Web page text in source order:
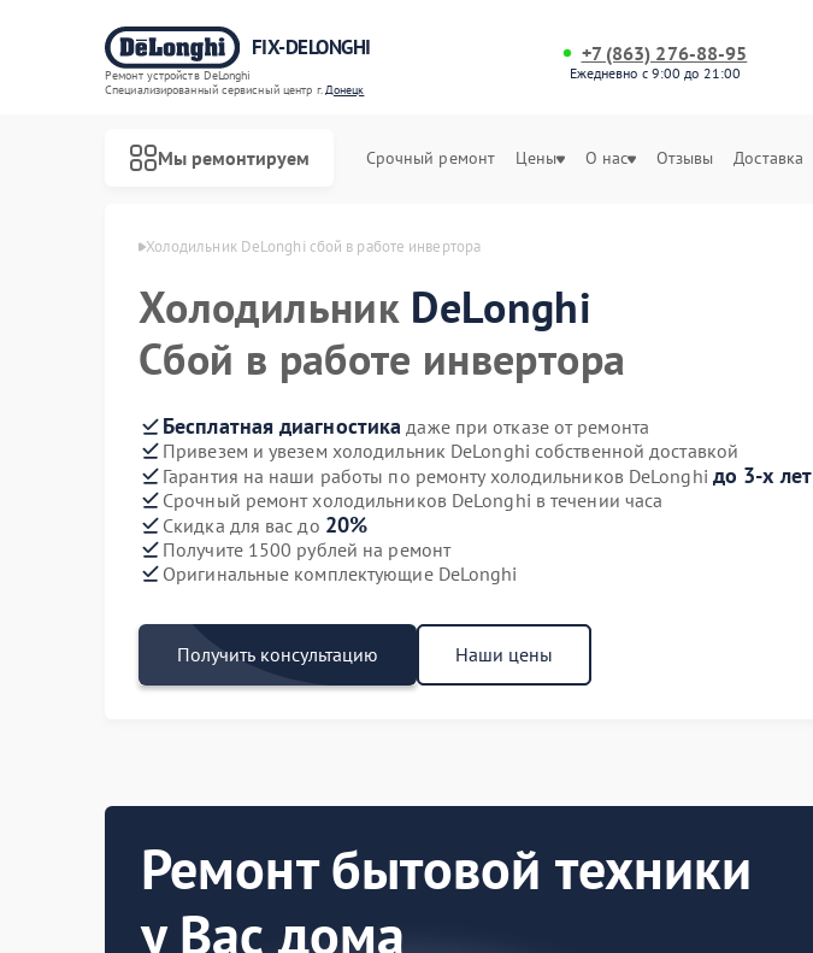
FIX-DELONGHI
Ремонт устройств DeLonghi
Специализированный cервисный центр г.Донецк
+7 (863) 276-88-95
Ежедневно с 9:00 до 21:00
Мы ремонтируем Срочный ремонт Цены О нас Отзывы Доставка
Холодильник DeLonghi сбой в работе инвертора
Холодильник DeLonghi
Сбой в работе инвертора
Бесплатная диагностика даже при отказе от ремонта
Привезем и увезем холодильник DeLonghi собственной доставкой
Гарантия на наши работы по ремонту холодильников DeLonghi до 3-х лет
Срочный ремонт холодильников DeLonghi в течении часа
Скидка для вас до 20%
Получите 1500 рублей на ремонт
Оригинальные комплектующие DeLonghi
Получить консультацию Наши цены
Ремонт бытовой техники
у Вас дома